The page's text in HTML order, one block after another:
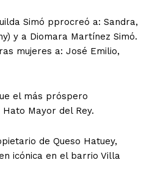
Simó pprocreó a: Sandra,
y a Diomara Martínez Simó.
mujeres a: José Emilio,
el más próspero
Mayor del Rey.
de Queso Hatuey,
icónica en el barrio Villa